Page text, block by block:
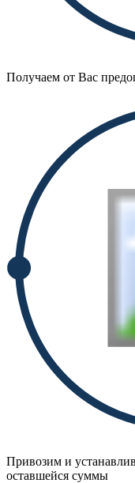
Получаем от Вас
Привозим и
оставшейся суммы